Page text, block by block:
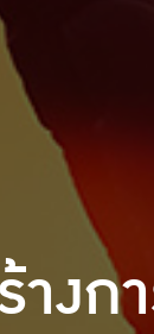
างก